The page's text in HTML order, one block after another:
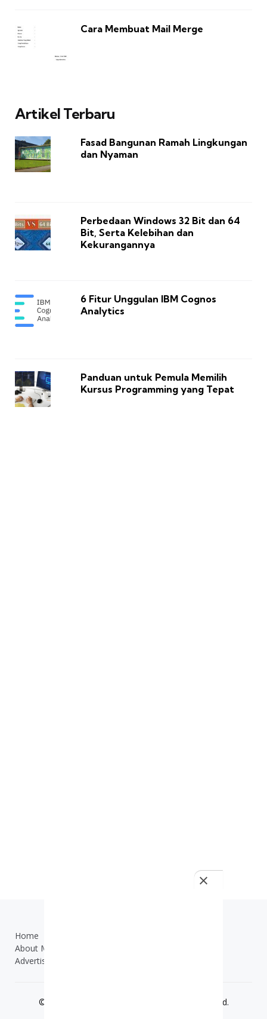
Cara Membuat Mail Merge
Artikel Terbaru
Fasad Bangunan Ramah Lingkungan
dan Nyaman
Perbedaan Windows 32 Bit dan 64
Bit, Serta Kelebihan dan
Kekurangannya
6 Fitur Unggulan IBM Cognos
Analytics
Panduan untuk Pemula Memilih
Kursus Programming yang Tepat
Home
About Me
Advertisement
© 2019 - 2025 - All Right Reserved.